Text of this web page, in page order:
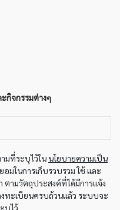
กิจกรรมต่างๆ
มที่ระบุไว้ในนโยบายความเป็น
มในการเก็บรวบรวม ใช้ และ
ตามวัตถุประสงค์ที่ได้มีการแจ้ง
ทะเบียนครบถ้วนแล้ว ระบบจะ
บุไว้